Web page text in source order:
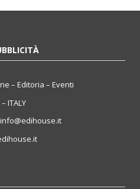
– Editoria – Eventi
ITALY
info@edihouse.it